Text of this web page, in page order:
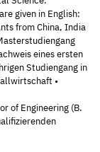
given in English:
from China, India
eines ersten
Studiengang in
•
of Engineering (B.